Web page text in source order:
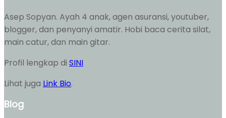
Asep Sopyan. Ayah 4 anak, agen asuransi, youtuber,
blogger, dan penyanyi amatir. Hobi baca cerita silat,
main catur, dan main gitar.
Profil lengkap di SINI
Lihat juga Link Bio.
Blog